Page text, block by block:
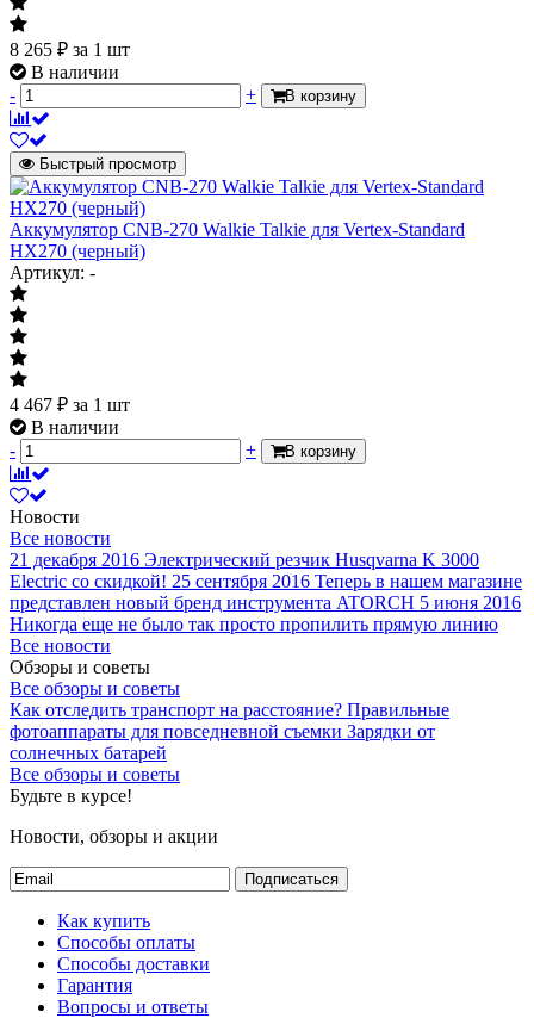
8 265 ₽ за 1 шт
В наличии
-
+ В корзину
Быстрый просмотр
Аккумулятор CNB-270 Walkie Talkie для Vertex-Standard
HX270 (черный)
Артикул: -
4 467 ₽ за 1 шт
В наличии
-
+ В корзину
Новости
Все новости
21 декабря 2016 Электрический резчик Husqvarna K 3000
Electric со скидкой! 25 сентября 2016 Теперь в нашем магазине
представлен новый бренд инструмента ATORCH 5 июня 2016
Никогда еще не было так просто пропилить прямую линию
Все новости
Обзоры и советы
Все обзоры и советы
Как отследить транспорт на расстояние? Правильные
фотоаппараты для повседневной съемки Зарядки от
солнечных батарей
Все обзоры и советы
Будьте в курсе!
Новости, обзоры и акции
Подписаться
Как купить
Способы оплаты
Способы доставки
Гарантия
Вопросы и ответы